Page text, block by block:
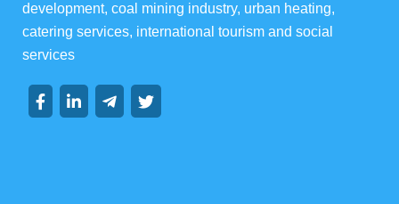
集团资讯
development, coal mining industry, urban heating,
catering services, international tourism and social
services